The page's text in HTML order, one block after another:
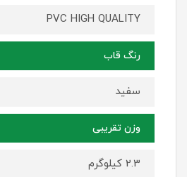
PVC HIGH QUALITY
رنگ قاب
سفید
وزن تقریبی
2.3 کیلوگرم